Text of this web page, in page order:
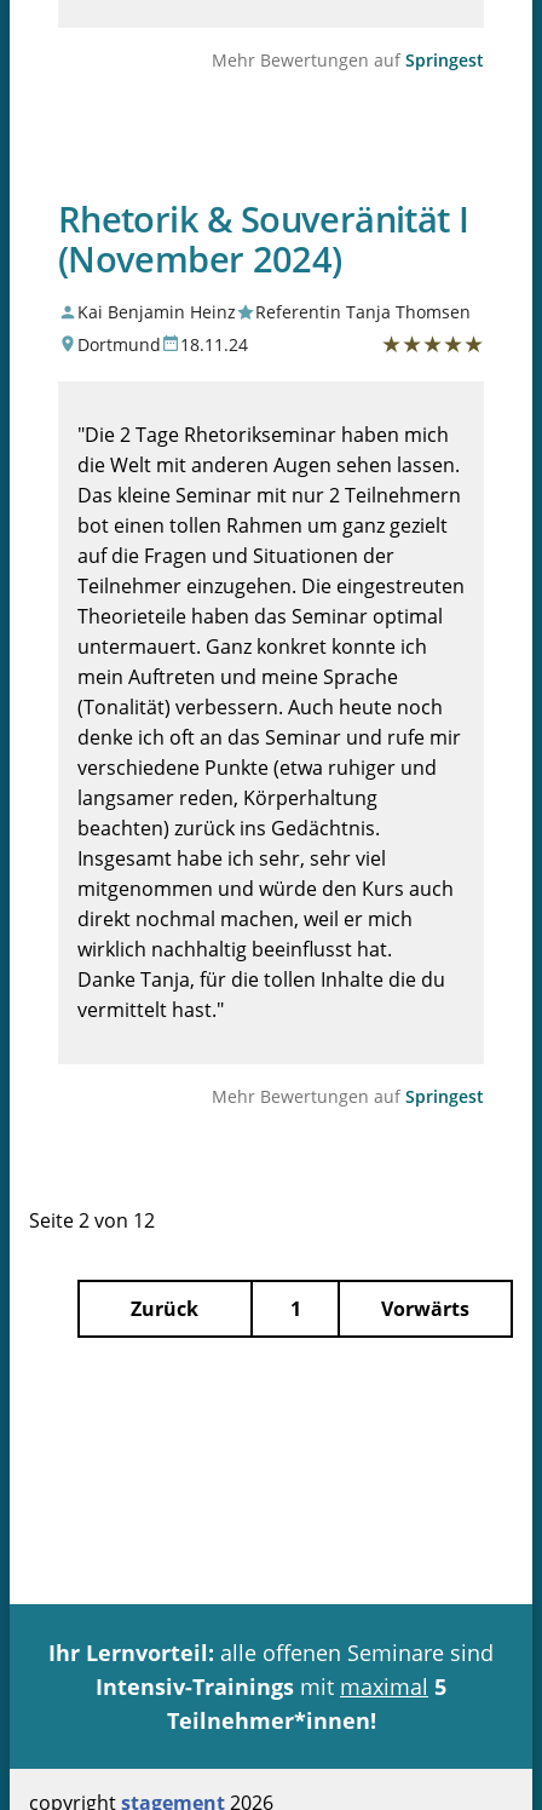
Mehr Bewertungen aufSpringest
Rhetorik & Souveränität I
(November 2024)
Kai Benjamin Heinz
Referentin Tanja Thomsen
Dortmund
18.11.24 ★★★★★
"Die 2 Tage Rhetorikseminar haben mich
die Welt mit anderen Augen sehen lassen.
Das kleine Seminar mit nur 2 Teilnehmern
bot einen tollen Rahmen um ganz gezielt
auf die Fragen und Situationen der
Teilnehmer einzugehen. Die eingestreuten
Theorieteile haben das Seminar optimal
untermauert. Ganz konkret konnte ich
mein Auftreten und meine Sprache
(Tonalität) verbessern. Auch heute noch
denke ich oft an das Seminar und rufe mir
verschiedene Punkte (etwa ruhiger und
langsamer reden, Körperhaltung
beachten) zurück ins Gedächtnis.
Insgesamt habe ich sehr, sehr viel
mitgenommen und würde den Kurs auch
direkt nochmal machen, weil er mich
wirklich nachhaltig beeinflusst hat.
Danke Tanja, für die tollen Inhalte die du
vermittelt hast."
Mehr Bewertungen aufSpringest
Seite 2 von 12
Zurück 1 Vorwärts
Ihr Lernvorteil: alle offenen Seminare sind
Intensiv-Trainings mit maximal 5
Teilnehmer*innen!
copyrightstagement2026